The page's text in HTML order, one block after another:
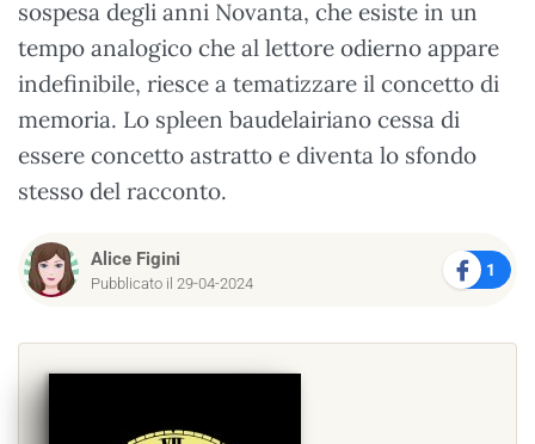
sospesa degli anni Novanta, che esiste in un
tempo analogico che al lettore odierno appare
indefinibile, riesce a tematizzare il concetto di
memoria. Lo spleen baudelairiano cessa di
essere concetto astratto e diventa lo sfondo
stesso del racconto.
Alice Figini
Pubblicato il 29-04-2024
1